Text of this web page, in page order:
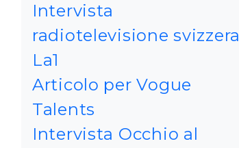
Intervista
radiotelevisione svizzera
La1
Articolo per Vogue
Talents
Intervista Occhio al